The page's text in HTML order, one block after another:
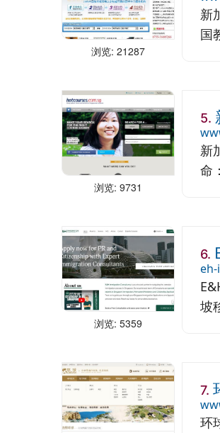
浏览: 21287
新
国
浏览: 9731
5.
新
命
浏览: 5359
6.
坡
7.
环